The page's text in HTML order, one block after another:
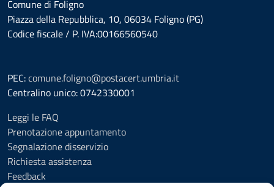
Comune di Foligno
Piazza della Repubblica, 10, 06034 Foligno (PG)
Codice fiscale / P. IVA:00166560540
PEC:comune.foligno@postacert.umbria.it
Centralino unico: 0742330001
Leggi le FAQ
Prenotazione appuntamento
Segnalazione disservizio
Richiesta assistenza
Feedback